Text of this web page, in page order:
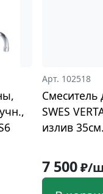
Арт. 102518
SWES
излив
7 500₽/